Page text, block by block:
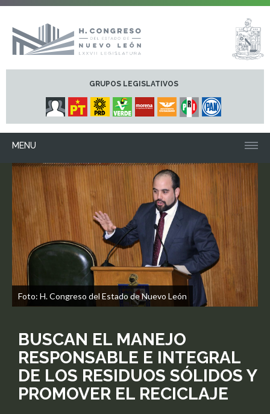
GRUPOS LEGISLATIVOS
MENU
Foto: H. Congreso del Estado de Nuevo León
BUSCAN EL MANEJO
RESPONSABLE E INTEGRAL
DE LOS RESIDUOS SÓLIDOS Y
PROMOVER EL RECICLAJE